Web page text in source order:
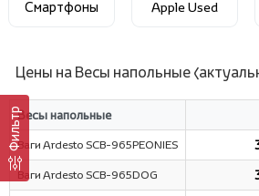
Фильтр
Смартфоны
Apple Used
Цены на Весы напольные
Весы напольные
Ваги Ardesto SCB-965PEONIES
Ваги Ardesto SCB-965DOG